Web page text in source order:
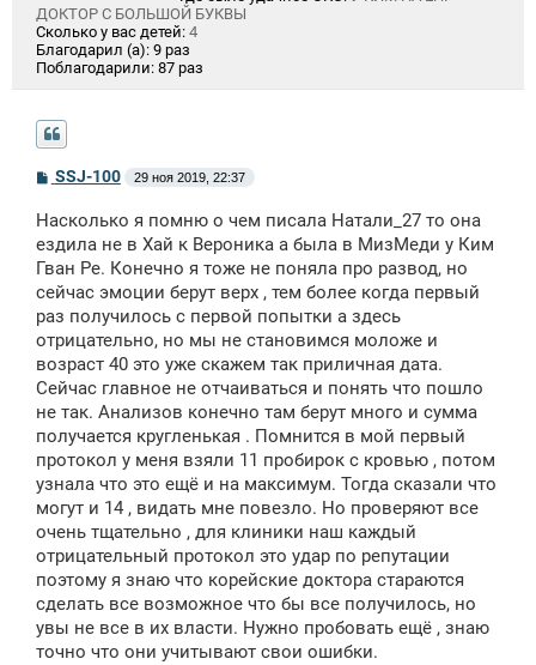
ДОКТОР С БОЛЬШОЙ БУКВЫ
Сколько у вас детей: 4
Благодарил (а): 9 раз
Поблагодарили: 87 раз
С
б
щ
е
н
и
SSJ-100 29 ноя 2019, 22:37
Насколько я помню о чем писала Натали_27 то она
ездила не в Хай к Вероника а была в МизМеди у Ким
Гван Ре. Конечно я тоже не поняла про развод, но
сейчас эмоции берут верх , тем более когда первый
раз получилось с первой попытки а здесь
отрицательно, но мы не становимся моложе и
возраст 40 это уже скажем так приличная дата.
Сейчас главное не отчаиваться и понять что пошло
не так. Анализов конечно там берут много и сумма
получается кругленькая . Помнится в мой первый
протокол у меня взяли 11 пробирок с кровью , потом
узнала что это ещё и на максимум. Тогда сказали что
могут и 14 , видать мне повезло. Но проверяют все
очень тщательно , для клиники наш каждый
отрицательный протокол это удар по репутации
поэтому я знаю что корейские доктора стараются
сделать все возможное что бы все получилось, но
увы не все в их власти. Нужно пробовать ещё , знаю
точно что они учитывают свои ошибки.